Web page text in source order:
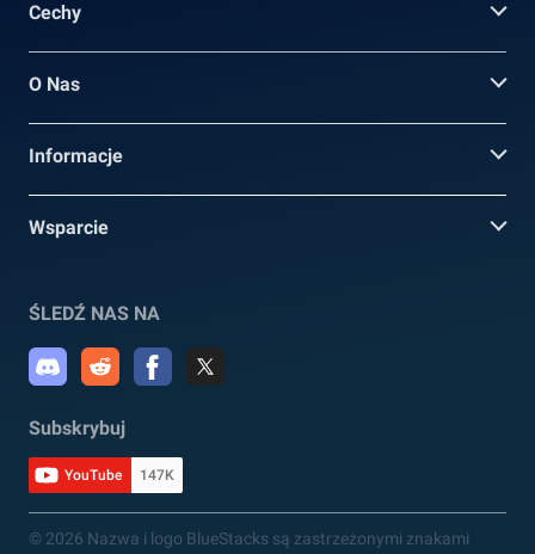
Cechy
O Nas
Informacje
Wsparcie
ŚLEDŹ NAS NA
Subskrybuj
YouTube 147K
© 2026 Nazwa i logo BlueStacks są zastrzeżonymi znakami